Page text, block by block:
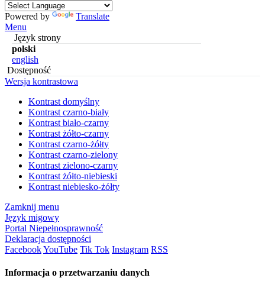
Powered by
Translate
Menu
Język strony
polski
english
Dostępność
Wersja kontrastowa
Kontrast domyślny
Kontrast czarno-biały
Kontrast biało-czarny
Kontrast żółto-czarny
Kontrast czarno-żółty
Kontrast czarno-zielony
Kontrast zielono-czarny
Kontrast żółto-niebieski
Kontrast niebiesko-żółty
Zamknij menu
Język migowy
Portal Niepełnosprawność
Deklaracja dostępności
FacebookYouTube Tik Tok Instagram RSS
Informacja o przetwarzaniu danych